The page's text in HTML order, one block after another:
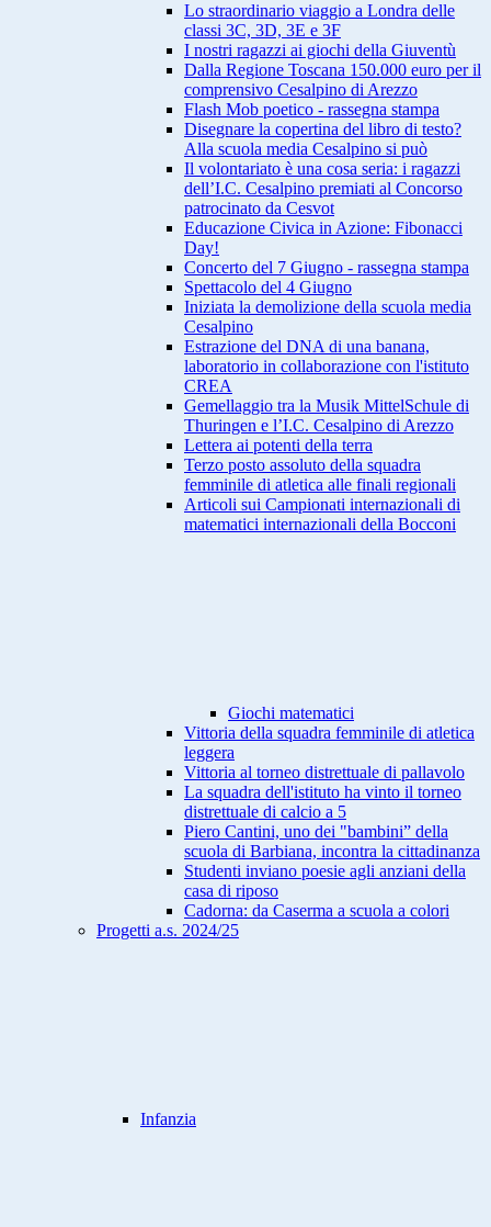
Lo straordinario viaggio a Londra delle
classi 3C, 3D, 3E e 3F
I nostri ragazzi ai giochi della Giuventù
Dalla Regione Toscana 150.000 euro per il
comprensivo Cesalpino di Arezzo
Flash Mob poetico - rassegna stampa
Disegnare la copertina del libro di testo?
Alla scuola media Cesalpino si può
Il volontariato è una cosa seria: i ragazzi
dell’I.C. Cesalpino premiati al Concorso
patrocinato da Cesvot
Educazione Civica in Azione: Fibonacci
Day!
Concerto del 7 Giugno - rassegna stampa
Spettacolo del 4 Giugno
Iniziata la demolizione della scuola media
Cesalpino
Estrazione del DNA di una banana,
laboratorio in collaborazione con l'istituto
CREA
Gemellaggio tra la Musik MittelSchule di
Thuringen e l’I.C. Cesalpino di Arezzo
Lettera ai potenti della terra
Terzo posto assoluto della squadra
femminile di atletica alle finali regionali
Articoli sui Campionati internazionali di
matematici internazionali della Bocconi
Giochi matematici
Vittoria della squadra femminile di atletica
leggera
Vittoria al torneo distrettuale di pallavolo
La squadra dell'istituto ha vinto il torneo
distrettuale di calcio a 5
Piero Cantini, uno dei "bambini” della
scuola di Barbiana, incontra la cittadinanza
Studenti inviano poesie agli anziani della
casa di riposo
Cadorna: da Caserma a scuola a colori
Progetti a.s. 2024/25
Infanzia